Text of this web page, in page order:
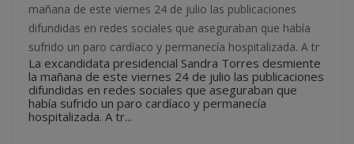
mañana de este viernes 24 de julio las publicaciones
difundidas en redes sociales que aseguraban que había
sufrido un paro cardíaco y permanecía hospitalizada. A tr
La excandidata presidencial Sandra Torres desmiente
la mañana de este viernes 24 de julio las publicaciones
difundidas en redes sociales que aseguraban que
había sufrido un paro cardíaco y permanecía
hospitalizada. A tr...